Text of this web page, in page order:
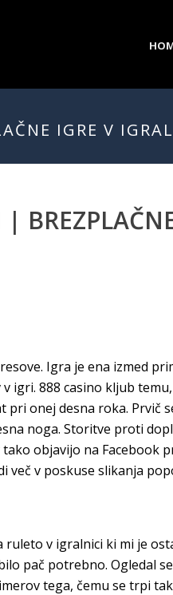
IGRE V
Igra je ena izmed
igri. 888 casino kljub
onej desna roka. Prvič
noga. Storitve proti
objavijo na Facebook
v poskuse slikanja
v igralnici ki mi je
pač potrebno. Ogledal
tega, čemu se trpi